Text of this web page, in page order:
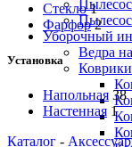
Уборочный
Ведра
Стекло 1
Фарфор 2
Установка
Напольная 38
Настенная 1
Каталог -